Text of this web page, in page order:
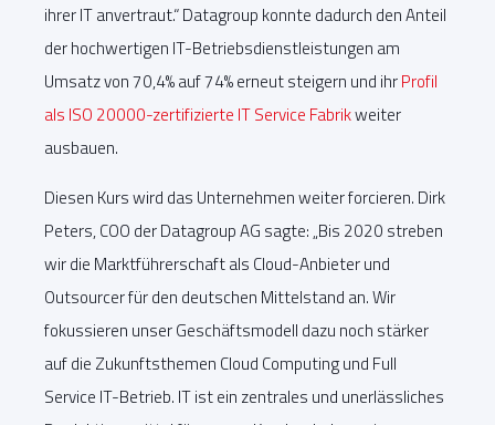
ihrer IT anvertraut.“ Datagroup konnte dadurch den Anteil
der hochwertigen IT-Betriebsdienstleistungen am
Umsatz von 70,4% auf 74% erneut steigern und ihrProfil
als ISO 20000-zertifizierte IT Service Fabrikweiter
ausbauen.
Diesen Kurs wird das Unternehmen weiter forcieren. Dirk
Peters, COO der Datagroup AG sagte: „Bis 2020 streben
wir die Marktführerschaft als Cloud-Anbieter und
Outsourcer für den deutschen Mittelstand an. Wir
fokussieren unser Geschäftsmodell dazu noch stärker
auf die Zukunftsthemen Cloud Computing und Full
Service IT-Betrieb. IT ist ein zentrales und unerlässliches